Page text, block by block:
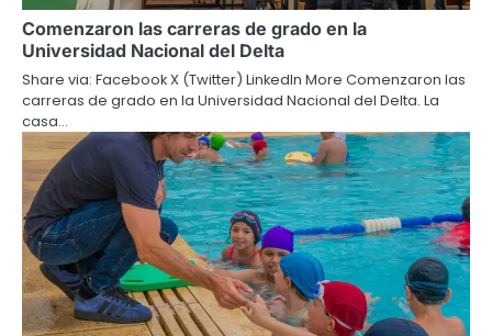
Comenzaron las carreras de grado en la
Universidad Nacional del Delta
Share via: Facebook X (Twitter) LinkedIn More Comenzaron las
carreras de grado en la Universidad Nacional del Delta. La
casa…